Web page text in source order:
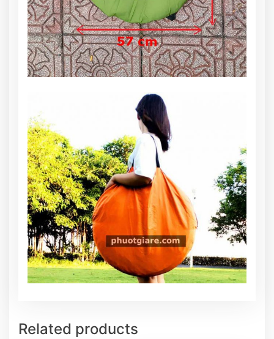
Related products